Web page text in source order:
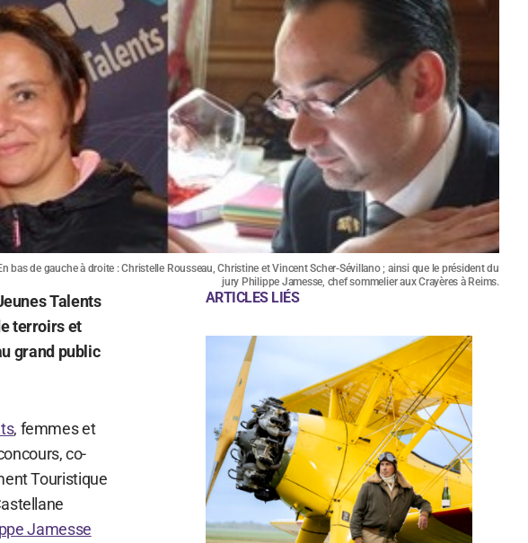
de gauche à droite : Christelle Rousseau, Christine et Vincent Scher-Sévillano ; ainsi que le président du
jury Philippe Jamesse, chef sommelier aux Crayères à Reims.
Talents
terroirs et
grand public
, femmes et
co-
Touristique
Jamesse
ARTICLES LIÉS